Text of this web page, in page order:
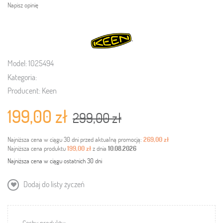
Napisz opinię
Model:1025494
Kategoria:
Producent: Keen
199,00 zł 299,00 zł
Najniższa cena w ciągu 30 dni przed aktualną promocją: 269,00 zł
Najniższa cena produktu199,00 złz dnia 10.08.2026
Najniższa cena w ciągu ostatnich 30 dni
Dodaj do listy życzeń